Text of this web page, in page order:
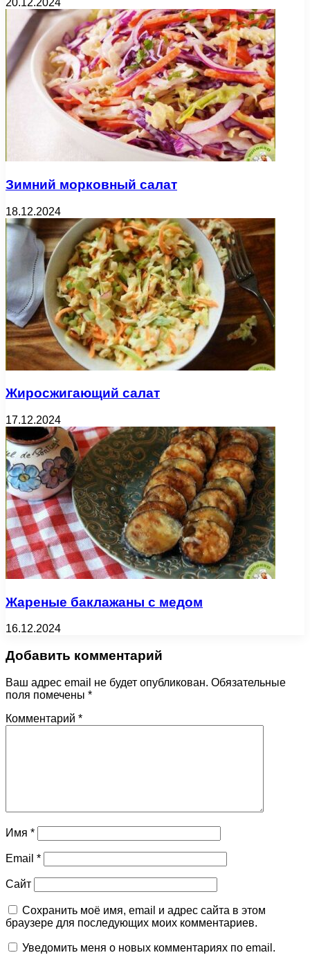
20.12.2024
Зимний морковный салат
18.12.2024
Жиросжигающий салат
17.12.2024
Жареные баклажаны с медом
16.12.2024
Добавить комментарий
Ваш адрес email не будет опубликован. Обязательные
поля помечены *
Комментарий *
Имя *
Email *
Сайт
Сохранить моё имя, email и адрес сайта в этом
браузере для последующих моих комментариев.
Уведомить меня о новых комментариях по email.